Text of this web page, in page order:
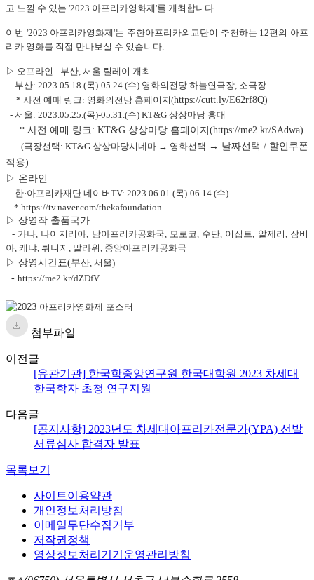
고 느낄 수 있는 '2023 아프리카영화제'를 개최합니다.
이번 '2023 아프리카영화제'는 주한아프리카외교단이 추천하는 12편의 아프
리카 영화를 직접 만나보실 수 있습니다.
▷ 오프라인 - 부산, 서울 릴레 이 개최
- 부산: 2023.05 .18.(목)-05.24.(수) 영화의전당 하늘연극장, 소극장
* 사전 예매 링크: 영화의전당 홈페이지(https://cutt.ly/E62rf8Q)
- 서울: 2023.05. 25.(목)-05.31.(수) KT&G 상상마당 홍대
* 사전 예매 링크 : KT&G 상상마당 홈페이지(https://me2.kr/SAdwa)
(극장선택: KT&G 상상마당시네마 → 영화선택 → 날짜선택 / 할인쿠폰
적용)
▷ 온라인
- 한·아프리카재단 네이버TV: 2023.06.01.(목)-06.14.(수)
* https://tv.naver.com/thekafoundation
▷ 상영작 출품국가
- 가나, 나이지리아, 남아프리카공화국, 모로코, 수단, 이집트, 알제리, 잠비
아, 케냐, 튀니지, 말라위, 중앙아프리카공화국
▷ 상영시간표(부산, 서울)
- https://me2.kr/dZDfV
첨부파일
이전글
[유관기관] 한국학중앙연구원 한국대학원 2023 차세대
한국학자 초청 연구지원
다음글
[공지사항] 2023년도 차세대아프리카전문가(YPA) 선발
서류심사 합격자 발표
목록보기
사이트이용약관
개인정보처리방침
이메일무단수집거부
저작권정책
영상정보처리기기운영관리방침